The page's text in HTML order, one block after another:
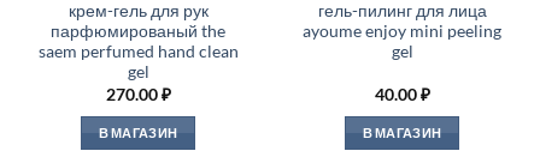
крем-гель для рук
парфюмированый the
saem perfumed hand clean
gel
270.00₽
В МАГАЗИН
гель-пилинг для лица
ayoume enjoy mini peeling
gel
40.00₽
В МАГАЗИН